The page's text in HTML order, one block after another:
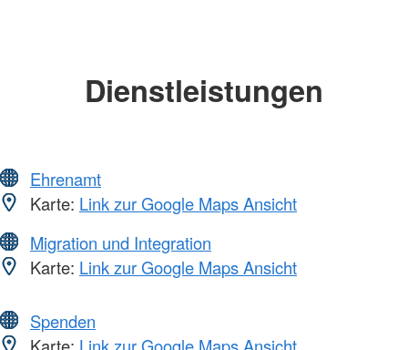
Dienstleistungen
Ehrenamt
Karte: Link zur Google Maps Ansicht
Migration und Integration
Karte: Link zur Google Maps Ansicht
Spenden
Karte: Link zur Google Maps Ansicht